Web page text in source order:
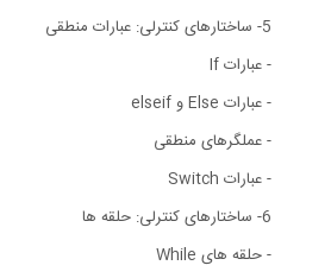
5- ساختارهای کنترلی: عبارات منطقی
- عبارات If
- عبارات Else و elseif
- عملگرهای منطقی
- عبارات Switch
6- ساختارهای کنترلی: حلقه ها
- حلقه های While